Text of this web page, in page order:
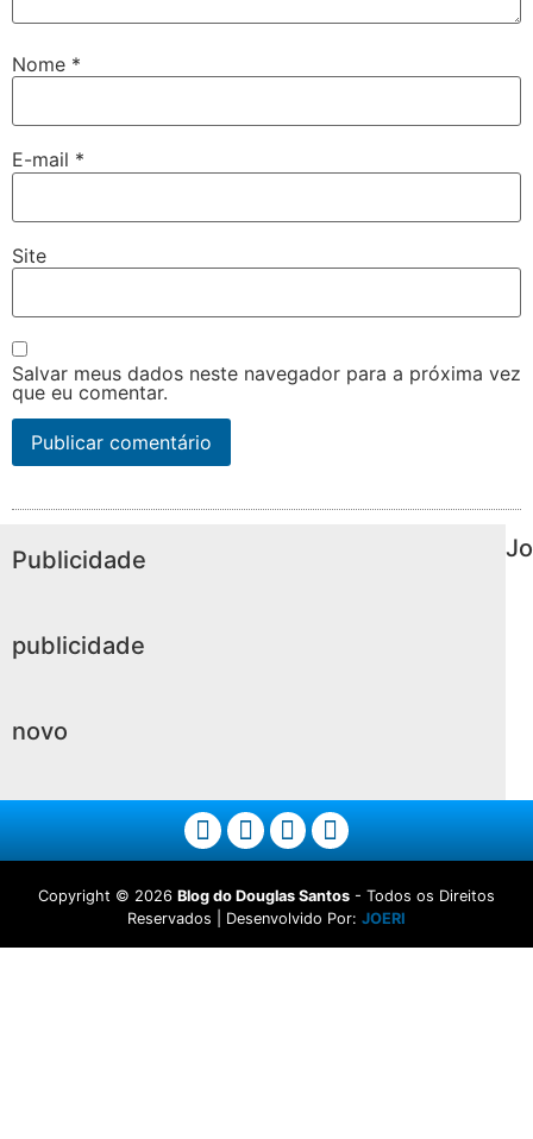
Nome *
E-mail *
Site
Salvar meus dados neste navegador para a próxima vez
que eu comentar.
Publicidade
publicidade
novo
Jo
Copyright © 2026 Blog do Douglas Santos - Todos os Direitos
Reservados | Desenvolvido Por: JOERI